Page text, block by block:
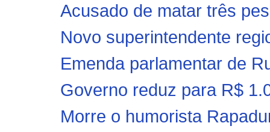
Acusado de matar três
Novo superintendente
Emenda parlamentar de
Governo reduz para R$
Morre o humorista